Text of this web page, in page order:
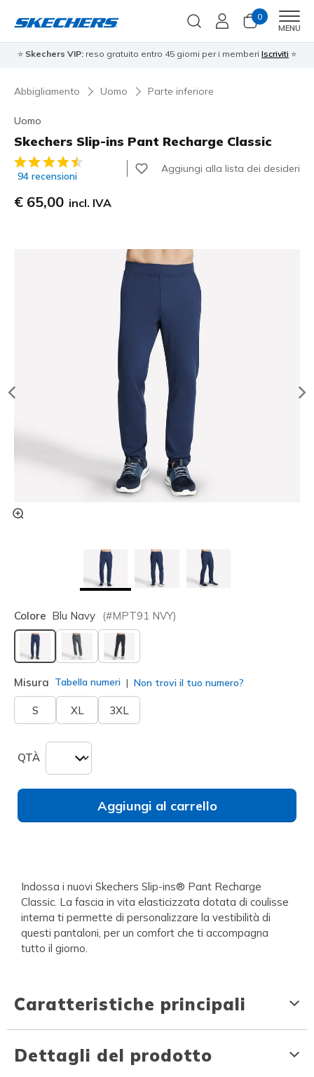
0
MENU
⭐ Skechers VIP: reso gratuito entro 45 giorni per i memberi Iscriviti ⭐
Abbigliamento Uomo Parte inferiore
Uomo
Skechers Slip-ins Pant Recharge Classic
Valutazione cliente 5 su 5
94 recensioni
Aggiungi alla lista dei desideri
€ 65,00 incl. IVA
Colore Blu Navy (#MPT91 NVY)
selezionato
Misura Tabella numeri Non trovi il tuo numero?
S XL 3XL
QTÀ
Aggiungi al carrello
Indossa i nuovi Skechers Slip-ins® Pant Recharge
Classic. La fascia in vita elasticizzata dotata di coulisse
interna ti permette di personalizzare la vestibilità di
questi pantaloni, per un comfort che ti accompagna
tutto il giorno.
Caratteristiche principali
Dettagli del prodotto